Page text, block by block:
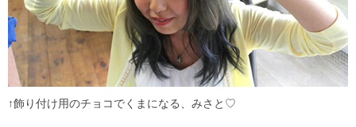
↑飾り付け用のチョコでくまになる、みさと♡